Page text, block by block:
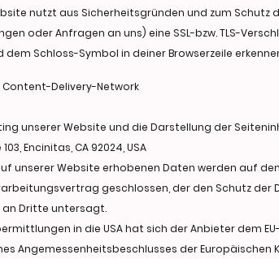
nutzt aus Sicherheitsgründen und zum
oder Anfragen an uns) eine SSL-bzw. TLS-
dem Schloss-Symbol in deiner Browserzeile
Content-Delivery-Network
unserer Website und die Darstellung der
Encinitas, CA 92024, USA
unserer Website erhobenen Daten werden auf
geschlossen, der den Schutz
Dritte untersagt.
in die USA hat sich der Anbieter dem
Angemessenheitsbeschlusses der